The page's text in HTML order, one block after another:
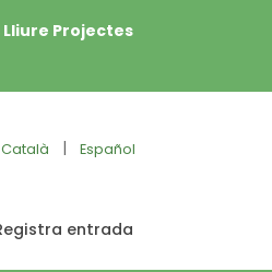
Projectes
Català | Español
entrada